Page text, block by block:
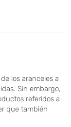
los aranceles a
Sin embargo,
referidos a
que también